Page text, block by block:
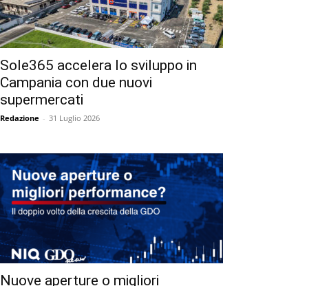
Sole365 accelera lo sviluppo in
Campania con due nuovi
supermercati
Redazione - 31 Luglio 2026
Nuove aperture o migliori